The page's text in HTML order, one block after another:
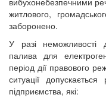
житлового,
заборонено.
У разі неможливості
палива для
період дії правового
ситуації
підприємства, які: